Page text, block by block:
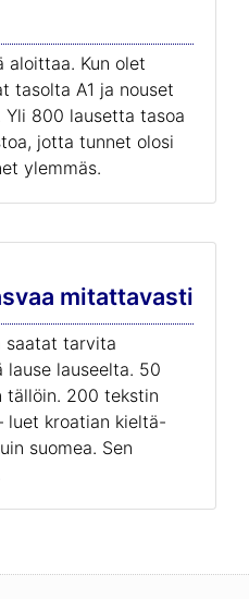
aloittaa. Kun olet
tasolta A1 ja nouset
Yli 800 lausetta tasoa
jotta tunnet olosi
ylemmäs.
mitattavasti
saatat tarvita
lause lauseelta. 50
tällöin. 200 tekstin
luet kroatian kieltä-
suomea. Sen